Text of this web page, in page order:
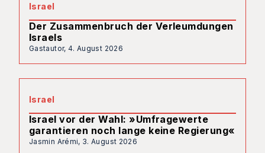
Israel
Der Zusammenbruch der Verleumdungen
Israels
Gastautor, 4. August 2026
Israel
Israel vor der Wahl: »Umfragewerte
garantieren noch lange keine Regierung«
Jasmin Arémi, 3. August 2026